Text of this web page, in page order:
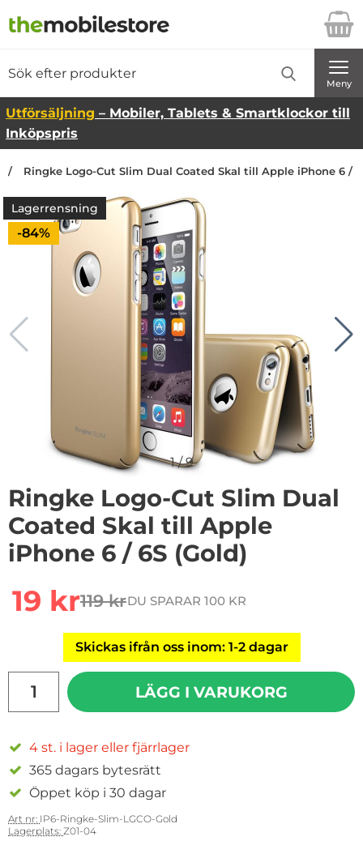
Startsidan för Danira Telecom AB
Meny
Utförsäljning – Mobiler, Tablets & Smartklockor till
Inköpspris
Ringke Logo-Cut Slim Dual Coated Skal till Apple iPhone 6 /
Lagerrensning
Priset är nedsatt med
-84%
1/9
Ringke Logo-Cut Slim Dual
Coated Skal till Apple
iPhone 6 / 6S (Gold)
rea pris
19 krtidigare pris
119 krDU SPARAR 100 KR
Skickas ifrån oss inom: 1-2 dagar
LÄGG I VARUKORG
4 st. i lager eller fjärrlager
365 dagars bytesrätt
Öppet köp i 30 dagar
Art nr: IP6-Ringke-Slim-LGCO-Gold
Lagerplats: Z01-04